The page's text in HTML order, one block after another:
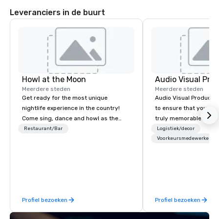
Leveranciers in de buurt
Howl at the Moon
Meerdere steden
Get ready for the most unique
nightlife experience in the country!
Come sing, dance and howl as the
most versatile and talented
party, bachelor party, Happy Hour or
corporate event) or want a fun night
Restaurant/Bar
Profiel bezoeken
Audio Visual
Meerdere steden
Audio Visual
to ensure that your
truly memorable
Logistiek/decor
Voorkeursmedewerkers
Profiel bezoeken